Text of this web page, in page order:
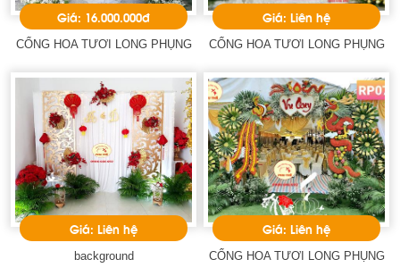
Giá: 16.000.000đ
CỔNG HOA TƯƠI LONG PHỤNG
Giá: Liên hệ
CỔNG HOA TƯƠI LONG PHỤNG
Giá: Liên hệ
background
Giá: Liên hệ
CỔNG HOA TƯƠI LONG PHỤNG